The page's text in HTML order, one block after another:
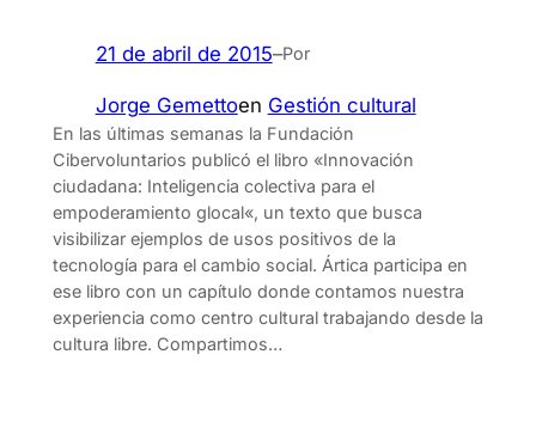
21 de abril de 2015–Por
Jorge Gemettoen Gestión cultural
En las últimas semanas la Fundación
Cibervoluntarios publicó el libro «Innovación
ciudadana: Inteligencia colectiva para el
empoderamiento glocal«, un texto que busca
visibilizar ejemplos de usos positivos de la
tecnología para el cambio social. Ártica participa en
ese libro con un capítulo donde contamos nuestra
experiencia como centro cultural trabajando desde la
cultura libre. Compartimos…